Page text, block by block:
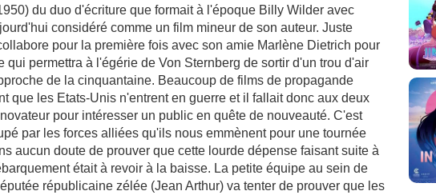
du duo d'écriture que formait à l'époque Billy Wilder avec
considéré comme un film mineur de son auteur. Juste
pour la première fois avec son amie Marlène Dietrich pour
qui permettra à l'égérie de Von Sternberg de sortir d'un trou d'air
de la cinquantaine. Beaucoup de films de propagande
que les Etats-Unis n'entrent en guerre et il fallait donc aux deux
pour intéresser un public en quête de nouveauté. C'est
par les forces alliées qu'ils nous emmènent pour une tournée
aucun doute de prouver que cette lourde dépense faisant suite à
était à revoir à la baisse. La petite équipe au sein de
républicaine zélée (Jean Arthur) va tenter de prouver que les